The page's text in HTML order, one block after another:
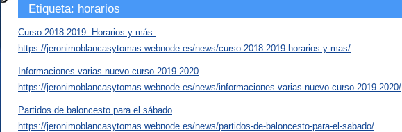
Etiqueta: horarios
Curso 2018-2019. Horarios y más.
https://jeronimoblancasytomas.webnode.es/news/curso-2018-2019-horarios-y-mas/
Informaciones varias nuevo curso 2019-2020
https://jeronimoblancasytomas.webnode.es/news/informaciones-varias-nuevo-curso-2019-2020/
Partidos de baloncesto para el sábado
https://jeronimoblancasytomas.webnode.es/news/partidos-de-baloncesto-para-el-sabado/